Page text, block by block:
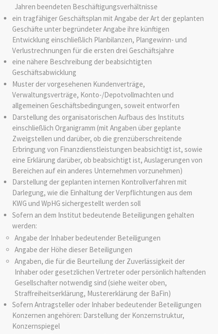
Jahren beendeten Beschäftigungsverhältnisse
ein tragfähiger Geschäftsplan mit Angabe der Art der geplanten
Geschäfte unter begründeter Angabe ihre künftigen
Entwicklung einschließlich Planbilanzen, Plangewinn- und
Verlustrechnungen für die ersten drei Geschäftsjahre
eine nähere Beschreibung der beabsichtigten
Geschäftsabwicklung
Muster der vorgesehenen Kundenverträge,
Verwaltungsverträge, Konto-/Depotvollmachten und
allgemeinen Geschäftsbedingungen, soweit entworfen
Darstellung des organisatorischen Aufbaus des Instituts
einschließlich Organigramm (mit Angaben über geplante
Zweigstellen und darüber, ob die grenzüberschreitende
Erbringung von Finanzdienstleistungen beabsichtigt ist, sowie
eine Erklärung darüber, ob beabsichtigt ist, Auslagerungen von
Bereichen auf ein anderes Unternehmen vorzunehmen)
Darstellung der geplanten internen Kontrollverfahren mit
Darlegung, wie die Einhaltung der Verpflichtungen aus dem
KWG und WpHG sichergestellt werden soll
Sofern an dem Institut bedeutende Beteiligungen gehalten
werden:
Angabe der Inhaber bedeutender Beteiligungen
Angabe der Höhe dieser Beteiligungen
Angaben, die für die Beurteilung der Zuverlässigkeit der
Inhaber oder gesetzlichen Vertreter oder persönlich haftenden
Gesellschafter notwendig sind (siehe weiter oben,
Straffreiheitserklärung, Mustererklärung der BaFin)
Sofern Antragsteller oder Inhaber bedeutender Beteiligungen
Konzernen angehören: Darstellung der Konzernstruktur,
Konzernspiegel